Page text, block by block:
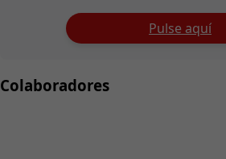
Pulse aquí
Colaboradores